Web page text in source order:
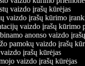
vaizdo įrašų kūrėjas
vaizdo įrašų kūrimo
vaizdo įrašų kūrimo
anonso vaizdo
pamokų vaizdo įrašų
įrašų kūrėjas
vaizdo įrašų kūrėjas